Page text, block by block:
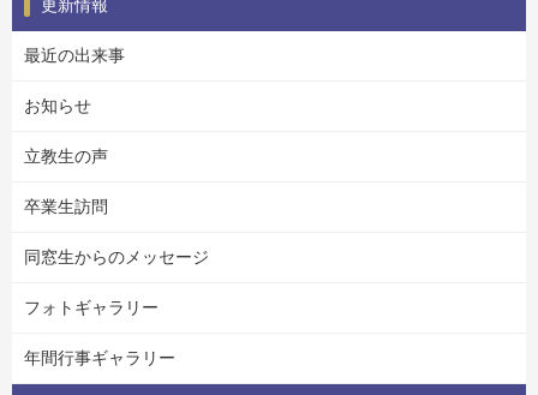
更新情報
最近の出来事
お知らせ
立教生の声
卒業生訪問
同窓生からのメッセージ
フォトギャラリー
年間行事ギャラリー